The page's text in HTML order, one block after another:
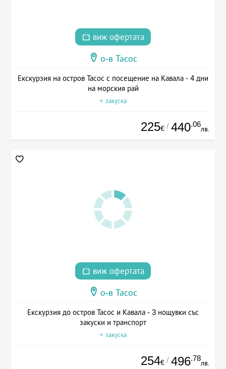
виж офертата
о-в Тасос
Екскурзия на остров Тасос с посещение на Кавала - 4 дни
на морския рай
+ закуска
225€ / 440.06
лв.
виж офертата
о-в Тасос
Екскурзия до остров Тасос и Кавала - 3 нощувки със
закуски и транспорт
+ закуска
254€ / 496.78
лв.